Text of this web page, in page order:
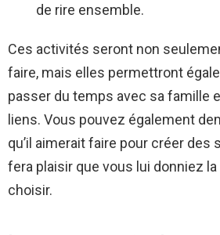
de rire ensemble.
Ces activités seront non
faire, mais elles permettront
passer du temps avec sa famille
liens. Vous pouvez également
qu’il aimerait faire pour créer des
fera plaisir que vous lui donniez
choisir.